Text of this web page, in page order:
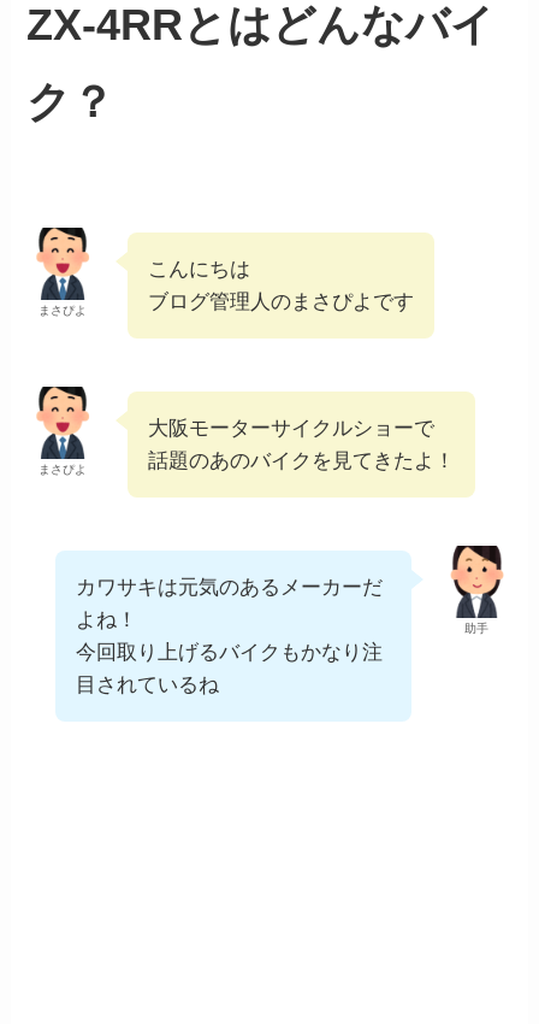
ZX-4RRとはどんなバイ
ク？
まさぴよ
こんにちは
ブログ管理人のまさぴよです
まさぴよ
大阪モーターサイクルショーで
話題のあのバイクを見てきたよ！
助手
カワサキは元気のあるメーカーだ
よね！
今回取り上げるバイクもかなり注
目されているね